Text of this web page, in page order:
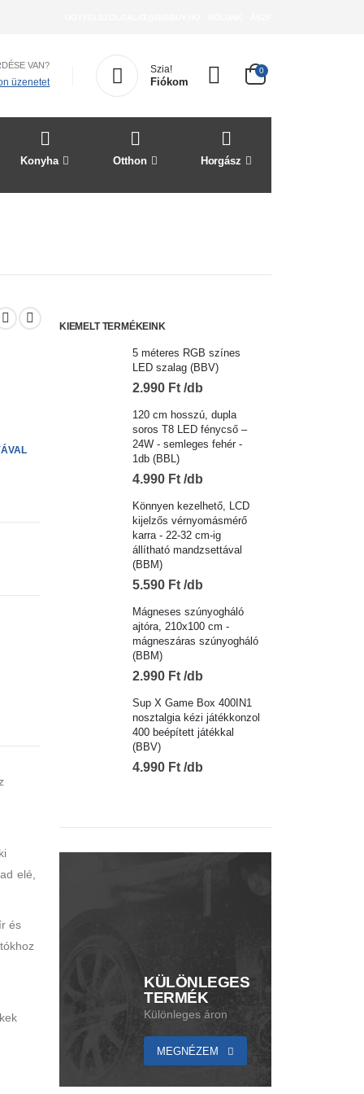
VAN?
üzenetet
Szia!
Fiókom
0
Konyha Otthon Horgász
elé,
és
KIEMELT TERMÉKEINK
5 méteres RGB színes
LED szalag (BBV)
2.990 Ft
120 cm hosszú, dupla
soros T8 LED fénycső –
24W - semleges fehér -
1db (BBL)
4.990 Ft
Könnyen kezelhető, LCD
kijelzős vérnyomásmérő
karra - 22-32 cm-ig
állítható mandzsettával
(BBM)
5.590 Ft
Mágneses szúnyogháló
ajtóra, 210x100 cm -
mágneszáras szúnyogháló
(BBM)
2.990 Ft
Sup X Game Box 400IN1
nosztalgia kézi játékkonzol
400 beépített játékkal
(BBV)
4.990 Ft
KÜLÖNLEGES
TERMÉK
Különleges áron
MEGNÉZEM